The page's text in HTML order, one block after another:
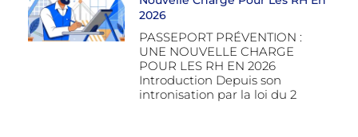
2026
PASSEPORT PRÉVENTION :
UNE NOUVELLE CHARGE
POUR LES RH EN 2026
Introduction Depuis son
intronisation par la loi du 2